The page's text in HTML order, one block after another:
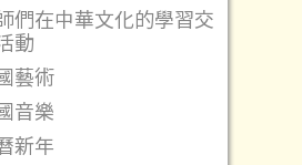
們在中華文化的學習交
動
藝術
音樂
新年